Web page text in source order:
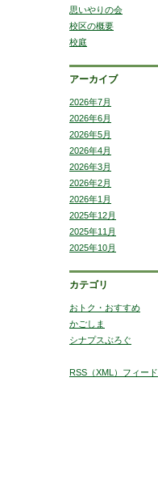
思いやりの会
校区の概要
校庭
アーカイブ
2026年7月
2026年6月
2026年5月
2026年4月
2026年3月
2026年2月
2026年1月
2025年12月
2025年11月
2025年10月
カテゴリ
おトク・おすすめ
かごしま
シナプスぶろぐ
RSS（XML）フィード